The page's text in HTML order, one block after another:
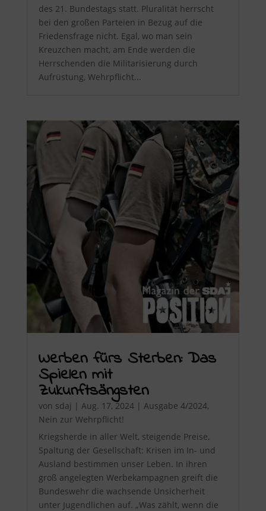
des 21. Bundestags statt. Pluralität herrscht
bei den großen Parteien in Bezug auf die
Friedensfrage nicht. Egal, wo man sein
Kreuzchen macht, am Ende werden die
Herrschenden die Militarisierung durch
Aufrüstung, Wehrpflicht...
Werben fürs Sterben: Das
Spielen mit
Zukunftsängsten
von sdaj | Aug. 17, 2024| Ausgabe 4/2024,
Nein zur Wehrpflicht!
Kriegsherde in aller Welt, steigende Preise,
Spaltung der Gesellschaft: Krisen im In- und
Ausland bestimmen unser Leben. In ihren
groß angelegten Werbekampagnen greift die
Bundeswehr die wachsende Unsicherheit
unter Jugendlichen auf. „Was zählt, wenn die